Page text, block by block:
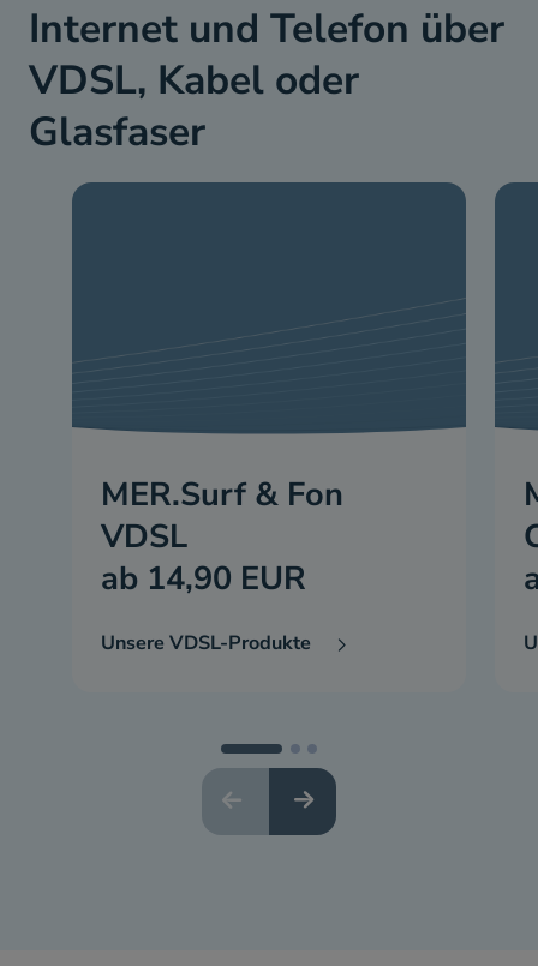
Internet und Telefon über
VDSL, Kabel oder
Glasfaser
MER.Surf & Fon
VDSL
ab 14,90 EUR
Unsere VDSL-Produkte